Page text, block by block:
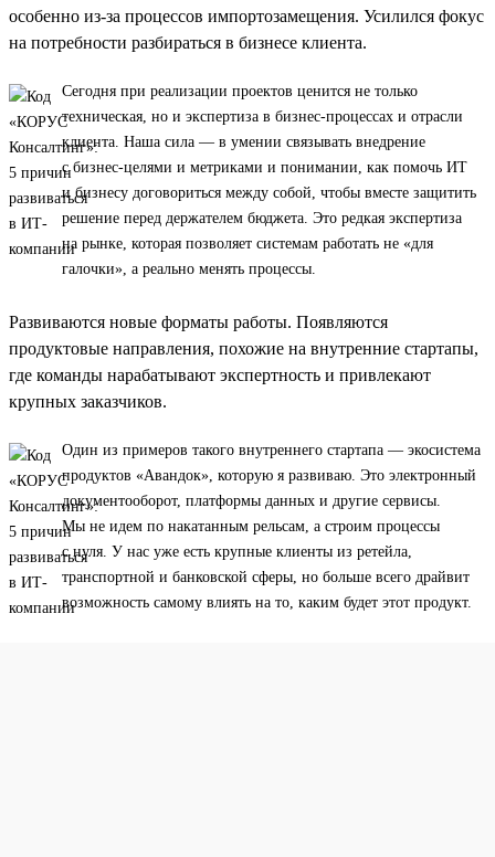
особенно из-за процессов импортозамещения. Усилился фокус
на потребности разбираться в бизнесе клиента.
Сегодня при реализации проектов ценится не только
техническая, но и экспертиза в бизнес-процессах и отрасли
клиента. Наша сила — в умении связывать внедрение
с бизнес-целями и метриками и понимании, как помочь ИТ
и бизнесу договориться между собой, чтобы вместе защитить
решение перед держателем бюджета. Это редкая экспертиза
на рынке, которая позволяет системам работать не «для
галочки», а реально менять процессы.
Развиваются новые форматы работы. Появляются
продуктовые направления, похожие на внутренние стартапы,
где команды нарабатывают экспертность и привлекают
крупных заказчиков.
Один из примеров такого внутреннего стартапа — экосистема
продуктов «Авандок», которую я развиваю. Это электронный
документооборот, платформы данных и другие сервисы.
Мы не идем по накатанным рельсам, а строим процессы
с нуля. У нас уже есть крупные клиенты из ретейла,
транспортной и банковской сферы, но больше всего драйвит
возможность самому влиять на то, каким будет этот продукт.